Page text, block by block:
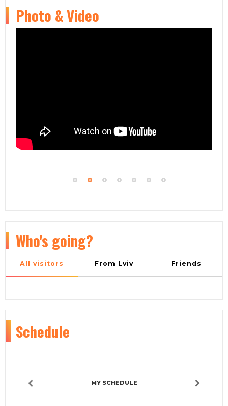
поселение клиентов, кейтеринг ...)
Где: InnoHub,
бульвар Вацлава Гавела, 6-з
Когда : 28-30апреля2020
Photo & Video
Who's going?
All visitors From Lviv Friends
Schedule
MY SCHEDULE